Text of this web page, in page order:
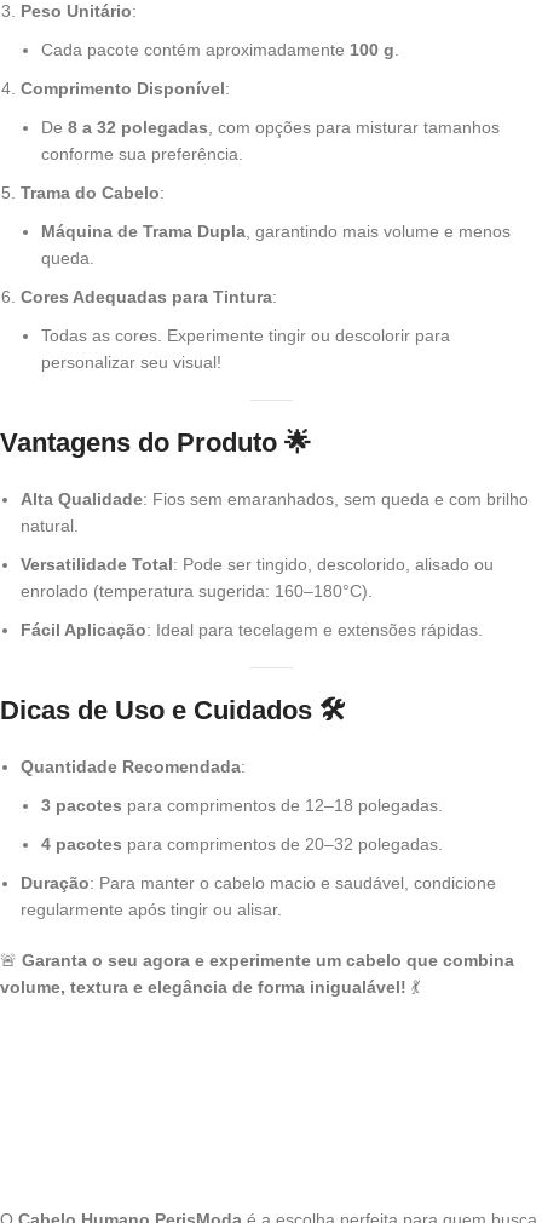
Peso Unitário:
Cada pacote contém aproximadamente 100 g.
Comprimento Disponível:
De 8 a 32 polegadas, com opções para misturar tamanhos
conforme sua preferência.
Trama do Cabelo:
Máquina de Trama Dupla, garantindo mais volume e menos
queda.
Cores Adequadas para Tintura:
Todas as cores. Experimente tingir ou descolorir para
personalizar seu visual!
Vantagens do Produto 🌟
Alta Qualidade: Fios sem emaranhados, sem queda e com brilho
natural.
Versatilidade Total: Pode ser tingido, descolorido, alisado ou
enrolado (temperatura sugerida: 160–180°C).
Fácil Aplicação: Ideal para tecelagem e extensões rápidas.
Dicas de Uso e Cuidados 🛠️
Quantidade Recomendada:
3 pacotes para comprimentos de 12–18 polegadas.
4 pacotes para comprimentos de 20–32 polegadas.
Duração: Para manter o cabelo macio e saudável, condicione
regularmente após tingir ou alisar.
🚨 Garanta o seu agora e experimente um cabelo que combina
volume, textura e elegância de forma inigualável! 💃